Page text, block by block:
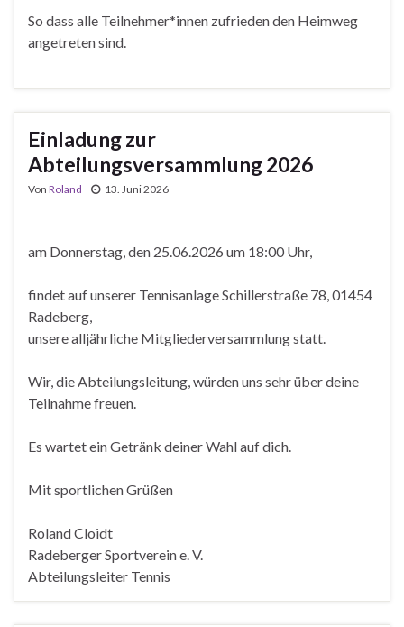
So dass alle Teilnehmer*innen zufrieden den Heimweg
angetreten sind.
Einladung zur
Abteilungsversammlung 2026
Von Roland 13. Juni 2026
am Donnerstag, den 25.06.2026 um 18:00 Uhr,
findet auf unserer Tennisanlage Schillerstraße 78, 01454
Radeberg,
unsere alljährliche Mitgliederversammlung statt.
Wir, die Abteilungsleitung, würden uns sehr über deine
Teilnahme freuen.
Es wartet ein Getränk deiner Wahl auf dich.
Mit sportlichen Grüßen
Roland Cloidt
Radeberger Sportverein e. V.
Abteilungsleiter Tennis